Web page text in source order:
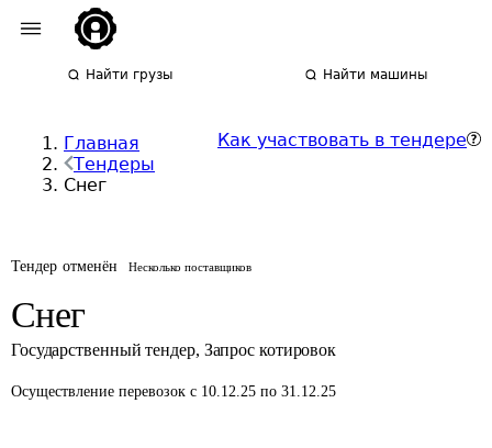
Найти грузы Найти машины
Главная
Тендеры
Снег
Как участвовать в тендере
Тендер отменён Несколько поставщиков
Снег
Государственный тендер, Запрос котировок
Осуществление перевозок с 10.12.25 по 31.12.25